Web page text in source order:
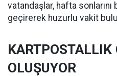
vatandaşlar, hafta
geçirerek huzurlu vakit
KARTPOSTALLIK
OLUŞUYOR